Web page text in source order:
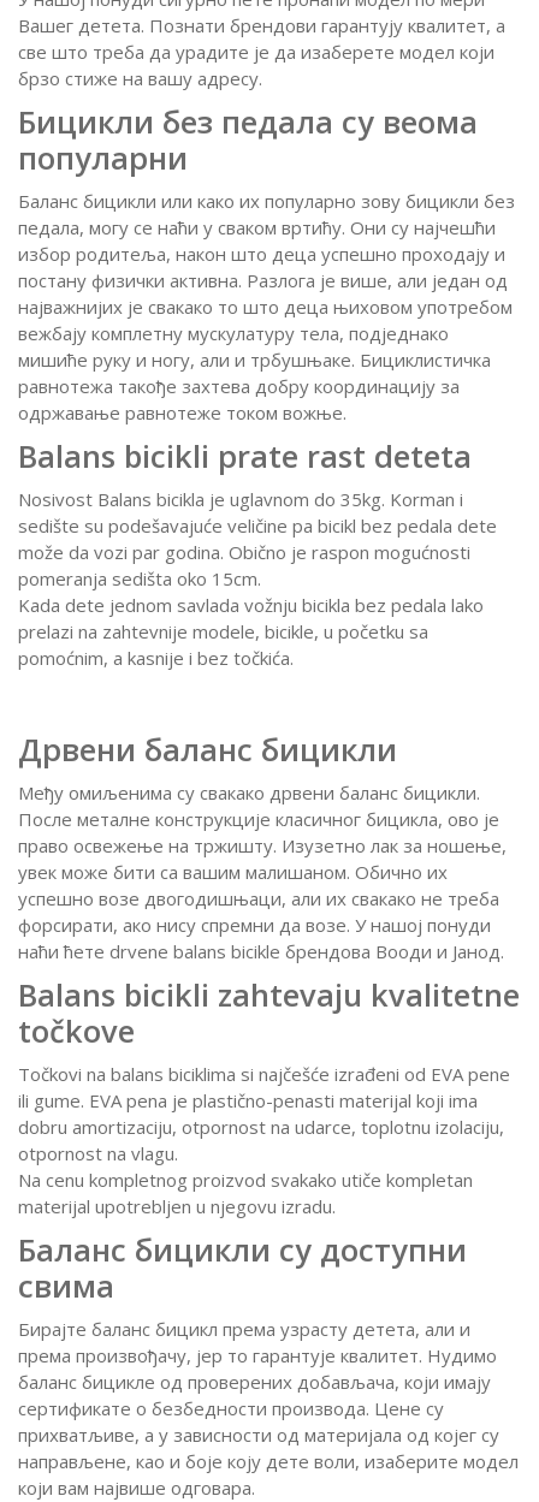
Вашег детета. Познати брендови гарантују квалитет, а
све што треба да урадите је да изаберете модел који
брзо стиже на вашу адресу.
Бицикли без педала су веома
популарни
Баланс бицикли или како их популарно зову бицикли без
педала, могу се наћи у сваком вртићу. Они су најчешћи
избор родитеља, након што деца успешно проходају и
постану физички активна. Разлога је више, али један од
најважнијих је свакако то што деца њиховом употребом
вежбају комплетну мускулатуру тела, подједнако
мишиће руку и ногу, али и трбушњаке. Бициклистичка
равнотежа такође захтева добру координацију за
одржавање равнотеже током вожње.
Balans bicikli prate rast deteta
Nosivost Balans bicikla je uglavnom do 35kg. Korman i
sedište su podešavajuće veličine pa bicikl bez pedala dete
može da vozi par godina. Obično je raspon mogućnosti
pomeranja sedišta oko 15cm.
Kada dete jednom savlada vožnju bicikla bez pedala lako
prelazi na zahtevnije modele, bicikle, u početku sa
pomoćnim, a kasnije i bez točkića.
Дрвени баланс бицикли
Међу омиљенима су свакако дрвени баланс бицикли.
После металне конструкције класичног бицикла, ово је
право освежење на тржишту. Изузетно лак за ношење,
увек може бити са вашим малишаном. Обично их
успешно возе двогодишњаци, али их свакако не треба
форсирати, ако нису спремни да возе. У нашој понуди
наћи ћете drvene balans bicikle брендова Вооди и Јанод.
Balans bicikli zahtevaju kvalitetne
točkove
Točkovi na balans biciklima si najčešće izrađeni od EVA pene
ili gume. EVA pena je plastično-penasti materijal koji ima
dobru amortizaciju, otpornost na udarce, toplotnu izolaciju,
otpornost na vlagu.
Na cenu kompletnog proizvod svakako utiče kompletan
materijal upotrebljen u njegovu izradu.
Баланс бицикли су доступни
свима
Бирајте баланс бицикл према узрасту детета, али и
према произвођачу, јер то гарантује квалитет. Нудимо
баланс бицикле од проверених добављача, који имају
сертификате о безбедности производа. Цене су
прихватљиве, а у зависности од материјала од којег су
направљене, као и боје коју дете воли, изаберите модел
који вам највише одговара.